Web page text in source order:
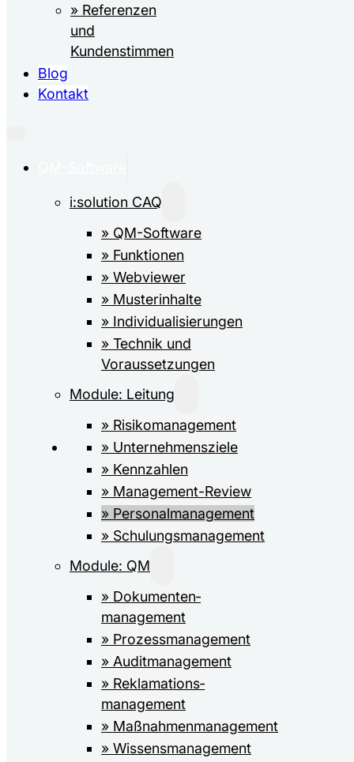
» Referenzen
und
Kundenstimmen
Blog
Kontakt
i:solution CAQ
» QM-Software
» Funktionen
» Webviewer
» Musterinhalte
» Individualisierungen
» Technik und
Voraussetzungen
Module: Leitung
» Risiko­management
» Unternehmensziele
» Kennzahlen
» Management-Review
» Personalmanagement
» Schulungsmanagement
Module: QM
» Dokumenten­­
management
» Prozess­management
» Auditmanagement
» Reklamations­
management
» Maßnahmen­management
» Wissens­management